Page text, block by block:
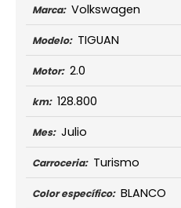
Marca: Volkswagen
Modelo: TIGUAN
Motor: 2.0
km: 128.800
Mes: Julio
Carroceria: Turismo
Color específico: BLANCO